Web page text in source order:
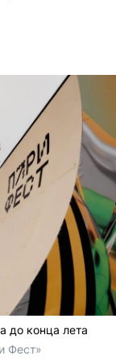
до конца лета
Фест»